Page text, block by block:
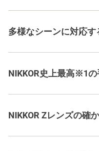
多様なシーンに対応
NIKKOR史上最高※1
NIKKOR Zレンズの確